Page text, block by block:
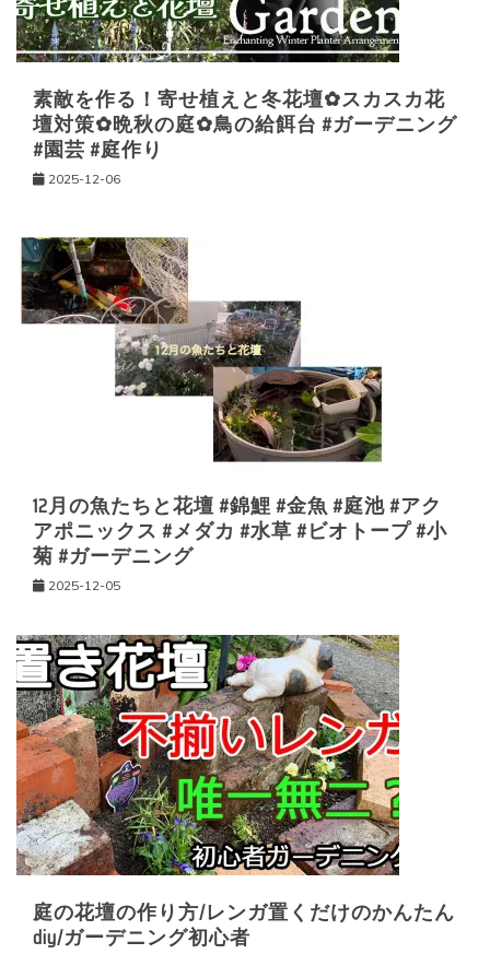
素敵を作る！寄せ植えと冬花壇✿スカスカ花
壇対策✿晩秋の庭✿鳥の給餌台 #ガーデニング
#園芸 #庭作り
2025-12-06
12月の魚たちと花壇 #錦鯉 #金魚 #庭池 #アク
アポニックス #メダカ #水草 #ビオトープ #小
菊 #ガーデニング
2025-12-05
庭の花壇の作り方/レンガ置くだけのかんたん
diy/ガーデニング初心者